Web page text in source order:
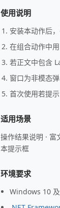
使用说明
安装本动作后
在组合动作中
若正文中包含
窗口为非模态
首次使用若提
适用场景
操作结果说明 ·
本提示框
环境要求
Windows 10 及